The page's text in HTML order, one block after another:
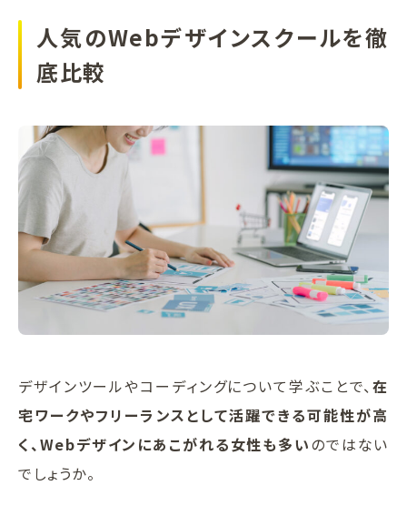
人気のWebデザインスクールを徹
底比較
デザインツールやコーディングについて学ぶことで、在
宅ワークやフリーランスとして活躍できる可能性が高
く、Webデザインにあこがれる女性も多い のではない
でしょうか。